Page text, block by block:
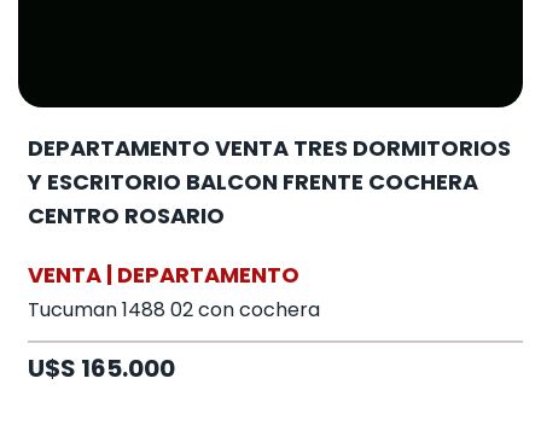
DEPARTAMENTO VENTA TRES DORMITORIOS
Y ESCRITORIO BALCON FRENTE COCHERA
CENTRO ROSARIO
VENTA | DEPARTAMENTO
Tucuman 1488 02 con cochera
U$S 165.000